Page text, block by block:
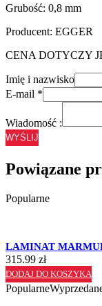
Grubość: 0,8 mm
Producent: EGGER
CENA DOTYCZY
Imię i nazwisko
E-mail *
Wiadomość :
WYŚLIJ
Powiązane
Popularne
LAMINAT
315.99 zł
DODAJ DO KOSZYKA
Popularne